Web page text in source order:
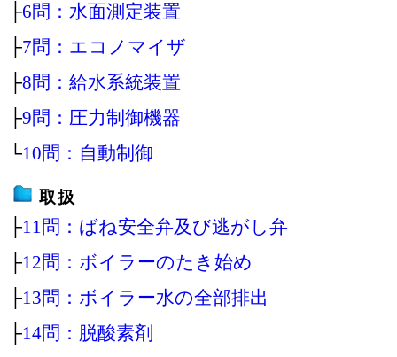
├6問：水面測定装置
├7問：エコノマイザ
├8問：給水系統装置
├9問：圧力制御機器
└10問：自動制御
取扱
├11問：ばね安全弁及び逃がし弁
├12問：ボイラーのたき始め
├13問：ボイラー水の全部排出
├14問：脱酸素剤